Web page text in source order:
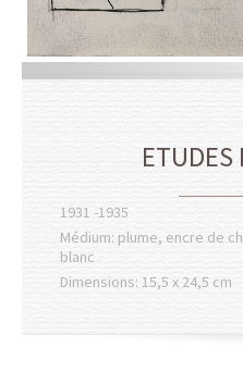
ETUDES
1931 -1935
Médium: plume, encre de
blanc
Dimensions: 15,5 x 24,5 cm